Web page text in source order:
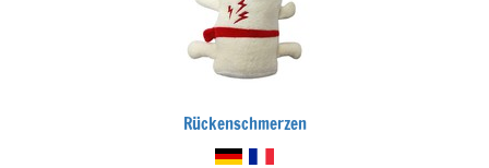
Rückenschmerzen